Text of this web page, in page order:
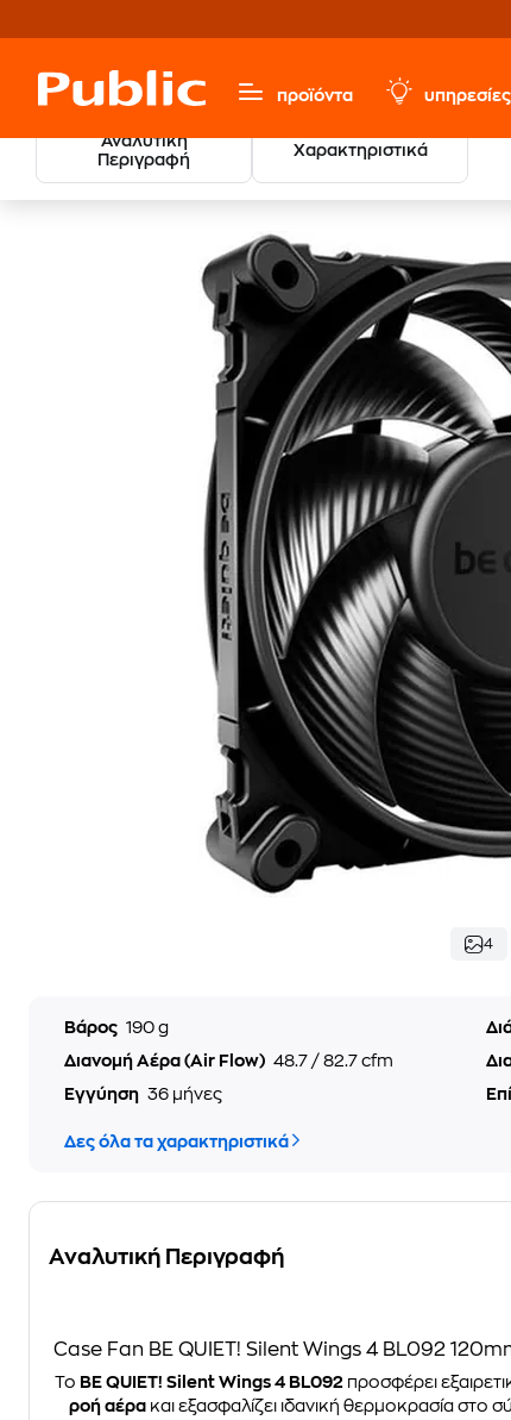
προϊόντα υπηρεσίες
Αναλυτική
Περιγραφή
Χαρακτηριστικά
Υπολογιστές & Περιφερειακά
4
Βάρος 190 g
Διανομή Αέρα (Air Flow) 48.7 / 82.7 cfm
Εγγύηση 36 μήνες
Δες όλα τα χαρακτηριστικά
Αναλυτική Περιγραφή
Case Fan BE QUIET! Silent Wings 4 BL092
Το BE QUIET! Silent Wings 4 BL092προσφέρει
ροή αέρακαι εξασφαλίζει ιδανική θερμοκρασία στο